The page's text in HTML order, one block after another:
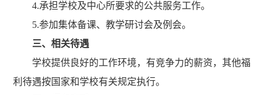
4.承担学校及中心所要求的公共服务工作。
5.参加集体备课、教学研讨会及例会。
三、相关待遇
学校提供良好的工作环境，有竞争力的薪资，其他福
利待遇按国家和学校有关规定执行。